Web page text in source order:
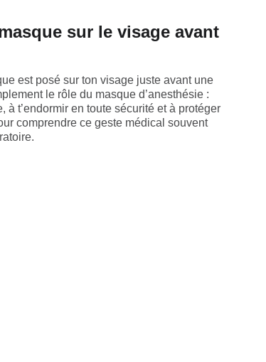
sur le visage avant
est posé sur ton visage juste avant une
le rôle du masque d’anesthésie :
à t’endormir en toute sécurité et à protéger
comprendre ce geste médical souvent